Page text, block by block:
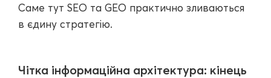
Саме тут SEO та GEO практично зливаються
в єдину стратегію.
Чітка інформаційна архітектура: кінець